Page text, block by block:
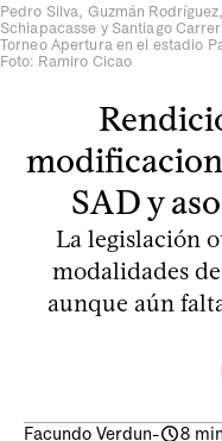
Pedro Silva, Guzmán
Schiapacasse y Santiago
Torneo Apertura en el estadio
Foto: Ramiro Cicao
SAD y
La legislación
modalidades
aunque aún
Facundo Verdun-
8